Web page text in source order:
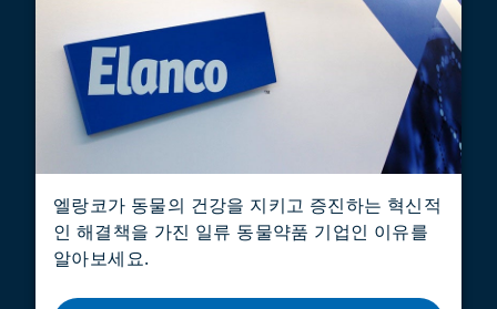
엘랑코가 동물의 건강을 지키고 증진하는 혁신적
인 해결책을 가진 일류 동물약품 기업인 이유를
알아보세요.